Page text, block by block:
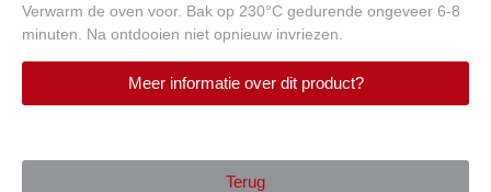
Verwarm de oven voor. Bak op 230°C gedurende ongeveer 6-8
minuten. Na ontdooien niet opnieuw invriezen.
Meer informatie over dit product?
Terug